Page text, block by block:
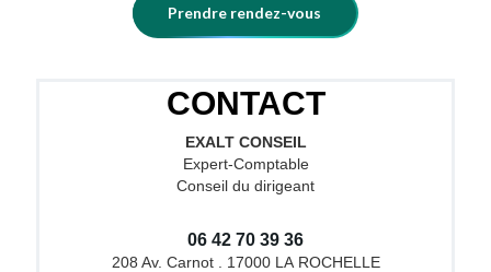
Prendre rendez-vous
CONTACT
EXALT CONSEIL
Expert-Comptable
Conseil du dirigeant
06 42 70 39 36
208 Av. Carnot . 17000 LA ROCHELLE